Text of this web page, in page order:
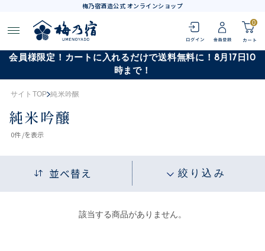
梅乃宿酒造公式 オンラインショップ
0
会員様限定！カートに入れるだけで送料無料に！8月17日10
時まで！
サイトTOP 純米吟醸
純米吟醸
0件 /を表示
並べ替え 絞り込み
該当する商品がありません。